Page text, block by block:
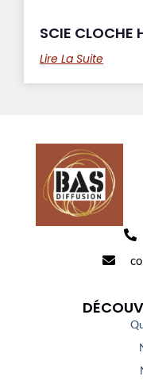
SCIE CLOCHE
Lire La Suite